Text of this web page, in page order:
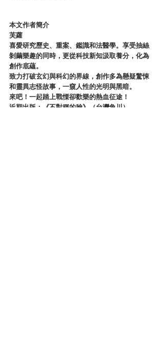
本文作者簡介
芙蘿
喜愛研究歷史、重案、鑑識和法醫學。享受抽絲
剝繭樂趣的同時，更從科技新知汲取養分，化為
創作底蘊。
致力打破玄幻與科幻的界線，創作多為懸疑驚悚
和靈異志怪故事，一窺人性的光明與黑暗。
來吧！一起踏上戰慄卻歡樂的熱血征途！
近期出版：《不對稱的臉》（台灣角川）